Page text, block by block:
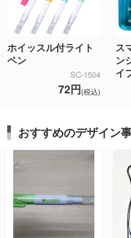
ホイッスル付ライト
ペン
SC-1504
72円(税込)
ス
ン
イ
おすすめのデザイン